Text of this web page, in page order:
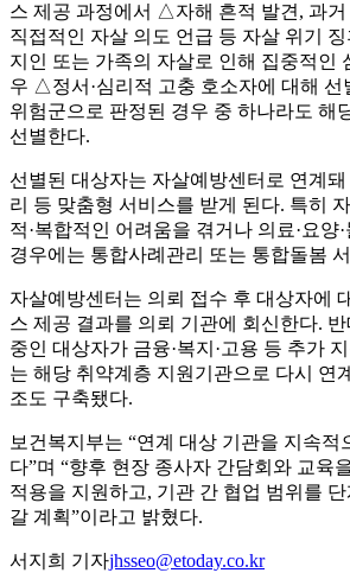
스 제공 과정에서 △자해 흔적 발견, 과
직접적인 자살 의도 언급 등 자살 위기
지인 또는 가족의 자살로 인해 집중적인
우 △정서·심리적 고충 호소자에 대해 선
위험군으로 판정된 경우 중 하나라도 해
선별한다.
선별된 대상자는 자살예방센터로 연계
리 등 맞춤형 서비스를 받게 된다. 특히
적·복합적인 어려움을 겪거나 의료·요양
경우에는 통합사례관리 또는 통합돌봄
자살예방센터는 의뢰 접수 후 대상자에
스 제공 결과를 의뢰 기관에 회신한다.
중인 대상자가 금융·복지·고용 등 추가
는 해당 취약계층 지원기관으로 다시 연
조도 구축됐다.
보건복지부는 “연계 대상 기관을 지속적
다”며 “향후 현장 종사자 간담회와 교육
적용을 지원하고, 기관 간 협업 범위를
갈 계획”이라고 밝혔다.
서지희 기자jhsseo@etoday.co.kr